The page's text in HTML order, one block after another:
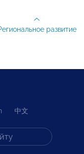
развитие
中文